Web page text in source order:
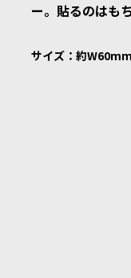
ー。貼るのはも
サイズ：約